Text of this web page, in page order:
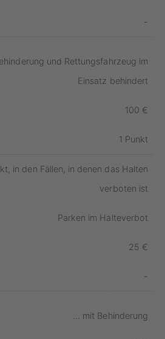
-
und Rettungsfahrzeug im
Einsatz behindert
100 €
1 Punkt
in den Fällen, in denen das Halten
verboten ist
Parken im Halteverbot
25 €
-
... mit Behinderung